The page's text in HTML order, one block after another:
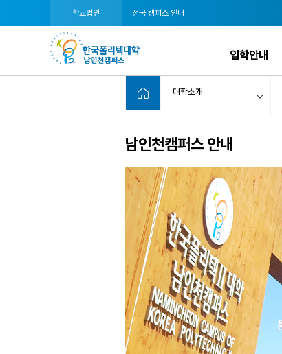
학교법인 전국 캠퍼스 안내
입학안내
대학소개
남인천캠퍼스 안내